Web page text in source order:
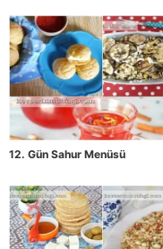
12. Gün Sahur Menüsü